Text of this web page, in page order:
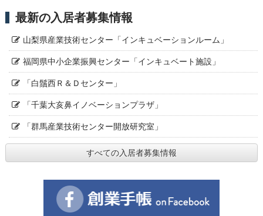
最新の入居者募集情報
山梨県産業技術センター「インキュベーションルーム」
福岡県中小企業振興センター「インキュベート施設」
「白鬚西Ｒ＆Ｄセンター」
「千葉大亥鼻イノベーションプラザ」
「群馬産業技術センター開放研究室」
すべての入居者募集情報